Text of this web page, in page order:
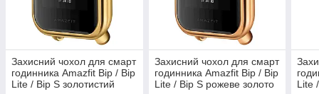
Захисний чохол для смарт
годинника Amazfit Bip / Bip
Lite / Bip S золотистий
Захисний чохол для смарт
годинника Amazfit Bip / Bip
Lite / Bip S рожеве золото
Lite